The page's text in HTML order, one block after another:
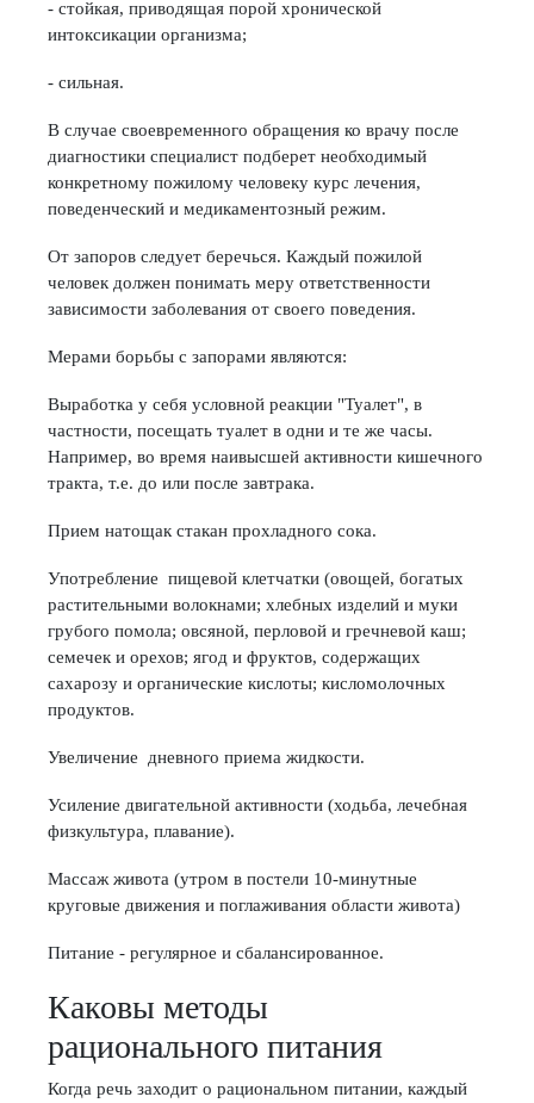
- стойкая, приводящая порой хронической
интоксикации организма;
- сильная.
В случае своевременного обращения ко врачу после
диагностики специалист подберет необходимый
конкретному пожилому человеку курс лечения,
поведенческий и медикаментозный режим.
От запоров следует беречься. Каждый пожилой
человек должен понимать меру ответственности
зависимости заболевания от своего поведения.
Мерами борьбы с запорами являются:
Выработка у себя условной реакции "Туалет", в
частности, посещать туалет в одни и те же часы.
Например, во время наивысшей активности кишечного
тракта, т.е. до или после завтрака.
Прием натощак стакан прохладного сока.
Употребление пищевой клетчатки (овощей, богатых
растительными волокнами; хлебных изделий и муки
грубого помола; овсяной, перловой и гречневой каш;
семечек и орехов; ягод и фруктов, содержащих
сахарозу и органические кислоты; кисломолочных
продуктов.
Увеличение дневного приема жидкости.
Усиление двигательной активности (ходьба, лечебная
физкультура, плавание).
Массаж живота (утром в постели 10-минутные
круговые движения и поглаживания области живота)
Питание - регулярное и сбалансированное.
Каковы методы
рационального питания
Когда речь заходит о рациональном питании, каждый